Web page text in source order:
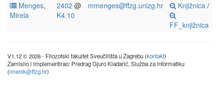
Menges,
Mirela
2402 @
K4.10
mmenges@ffzg.unizg.hr Knjižnica /
FF_knjižnica
V1.12 © 2026 - Filozofski fakultet Sveučilišta u Zagrebu (kontakt)
Zamislio i implementirao: Predrag Gjuro Kladarić, Služba za informatiku
(imenik@ffzg.hr)